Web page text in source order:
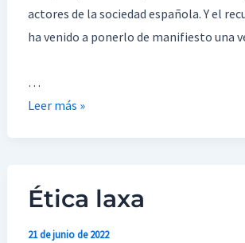
actores de la sociedad española. Y el
ha venido a ponerlo de manifiesto una
…
Leer más »
Ética laxa
21 de junio de 2022
Ética